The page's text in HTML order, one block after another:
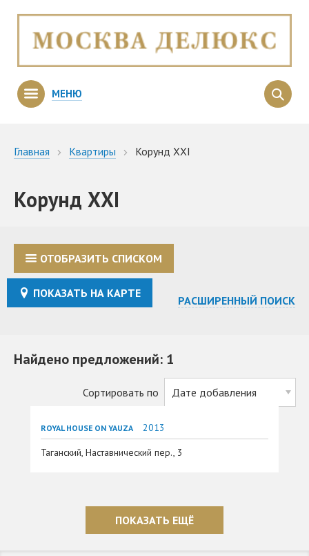
МЕНЮ
Главная Квартиры Корунд ХХI
Корунд ХХI
ОТОБРАЗИТЬ СПИСКОМ
ПОКАЗАТЬ НА КАРТЕ
РАСШИРЕННЫЙ ПОИСК
Найдено предложений: 1
Сортировать по
ROYAL HOUSE ON YAUZA
2013
Таганский, Наставнический пер., 3
ПОКАЗАТЬ ЕЩЁ